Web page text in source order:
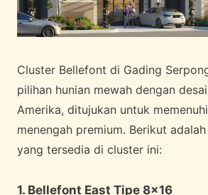
Cluster Bellefont di Gading
pilihan hunian mewah dengan
Amerika, ditujukan untuk
menengah premium. Berikut
yang tersedia di cluster ini:
1. Bellefont East Tipe 8×16